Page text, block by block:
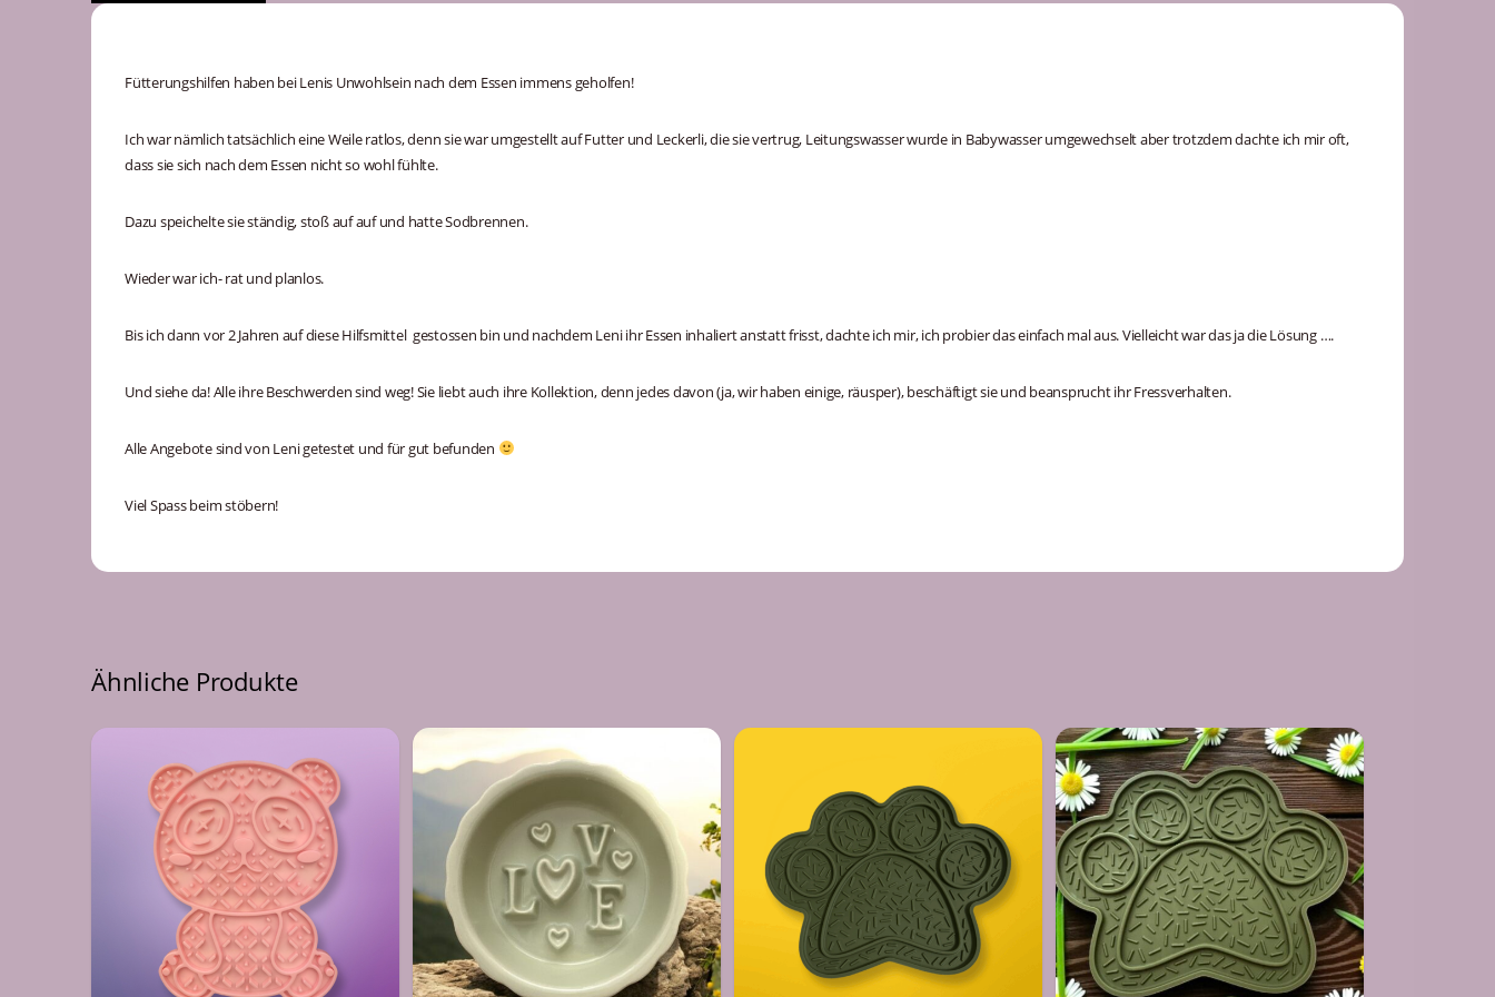
Fütterungshilfen haben bei Lenis Unwohlsein nach dem Essen immens geholfen!
Ich war nämlich tatsächlich eine Weile ratlos, denn sie war umgestellt auf Futter und Leckerli, die sie vertrug, Leitungswasser wurde in Babywasser umgewechselt aber trotzdem dachte ich mir oft,
dass sie sich nach dem Essen nicht so wohl fühlte.
Dazu speichelte sie ständig, stoß auf auf und hatte Sodbrennen.
Wieder war ich- rat und planlos.
Bis ich dann vor 2 Jahren auf diese Hilfsmittel gestossen bin und nachdem Leni ihr Essen inhaliert anstatt frisst, dachte ich mir, ich probier das einfach mal aus. Vielleicht war das ja die Lösung ….
Und siehe da! Alle ihre Beschwerden sind weg! Sie liebt auch ihre Kollektion, denn jedes davon (ja, wir haben einige, räusper), beschäftigt sie und beansprucht ihr Fressverhalten.
Alle Angebote sind von Leni getestet und für gut befunden
Viel Spass beim stöbern!
Ähnliche Produkte